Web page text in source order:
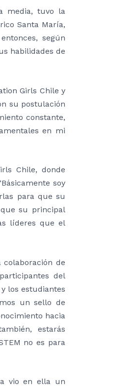
media, tuvo la
Santa María,
según
habilidades de
Girls Chile y
su postulación
constante,
en mi
Chile, donde
soy
para que su
su principal
líderes que el
colaboración de
del
los estudiantes
un sello de
hacia
estarás
no es para
vio en ella un